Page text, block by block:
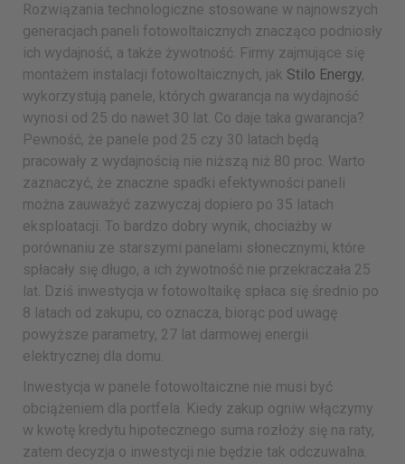
Rozwiązania technologiczne stosowane w najnowszych
generacjach paneli fotowoltaicznych znacząco podniosły
ich wydajność, a także żywotność. Firmy zajmujące się
montażem instalacji fotowoltaicznych, jak Stilo Energy,
wykorzystują panele, których gwarancja na wydajność
wynosi od 25 do nawet 30 lat. Co daje taka gwarancja?
Pewność, że panele pod 25 czy 30 latach będą
pracowały z wydajnością nie niższą niż 80 proc. Warto
zaznaczyć, że znaczne spadki efektywności paneli
można zauważyć zazwyczaj dopiero po 35 latach
eksploatacji. To bardzo dobry wynik, chociażby w
porównaniu ze starszymi panelami słonecznymi, które
spłacały się długo, a ich żywotność nie przekraczała 25
lat. Dziś inwestycja w fotowoltaikę spłaca się średnio po
8 latach od zakupu, co oznacza, biorąc pod uwagę
powyższe parametry, 27 lat darmowej energii
elektrycznej dla domu.
Inwestycja w panele fotowoltaiczne nie musi być
obciążeniem dla portfela. Kiedy zakup ogniw włączymy
w kwotę kredytu hipotecznego suma rozłoży się na raty,
zatem decyzja o inwestycji nie będzie tak odczuwalna.